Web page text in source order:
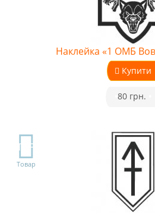
Наклейка «1 ОМБ
Купити
80 грн.
TOP
Товар